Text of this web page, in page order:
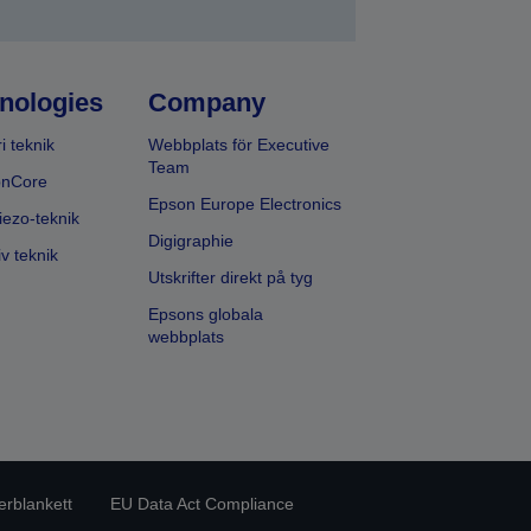
teknik
teknik
teknik
Company
Webbplats för Executive
Team
Epson Europe Electronics
Digigraphie
Utskrifter direkt på tyg
Epsons globala
webbplats
EU Data Act Compliance